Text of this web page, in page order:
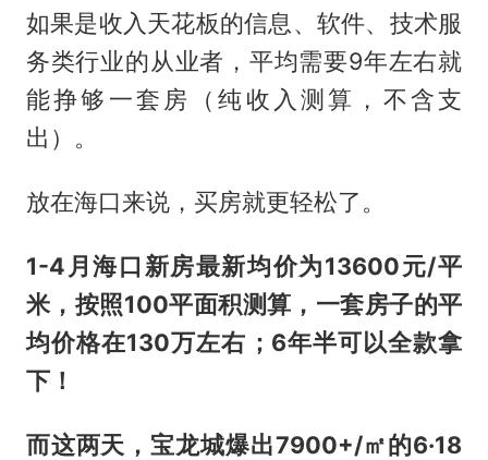
如果是收入天花板的信息、软件、技术服
务类行业的从业者，平均需要9年左右就
能挣够一套房（纯收入测算，不含支
出）。
放在海口来说，买房就更轻松了。
1-4月海口新房最新均价为13600元/平
米，按照100平面积测算，一套房子的平
均价格在130万左右；6年半可以全款拿
下！
而这两天，宝龙城爆出7900+/㎡的6·18